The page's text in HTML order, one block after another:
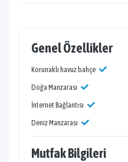
Genel Özellikler
Korunaklı havuz bahçe
Doğa Manzarası
İnternet Bağlantısı
Deniz Manzarası
Mutfak Bilgileri